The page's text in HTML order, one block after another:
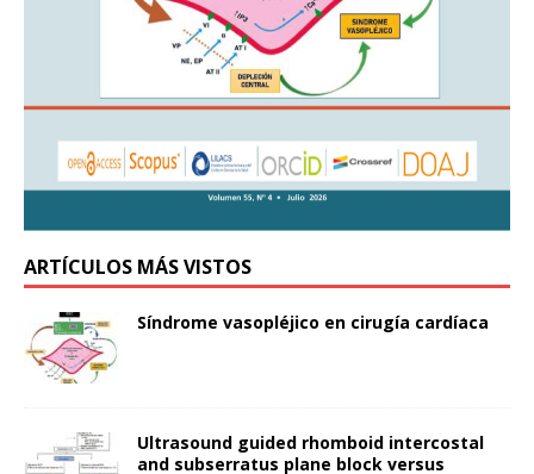
ARTÍCULOS MÁS VISTOS
Síndrome vasopléjico en cirugía cardíaca
Ultrasound guided rhomboid intercostal
and subserratus plane block versus